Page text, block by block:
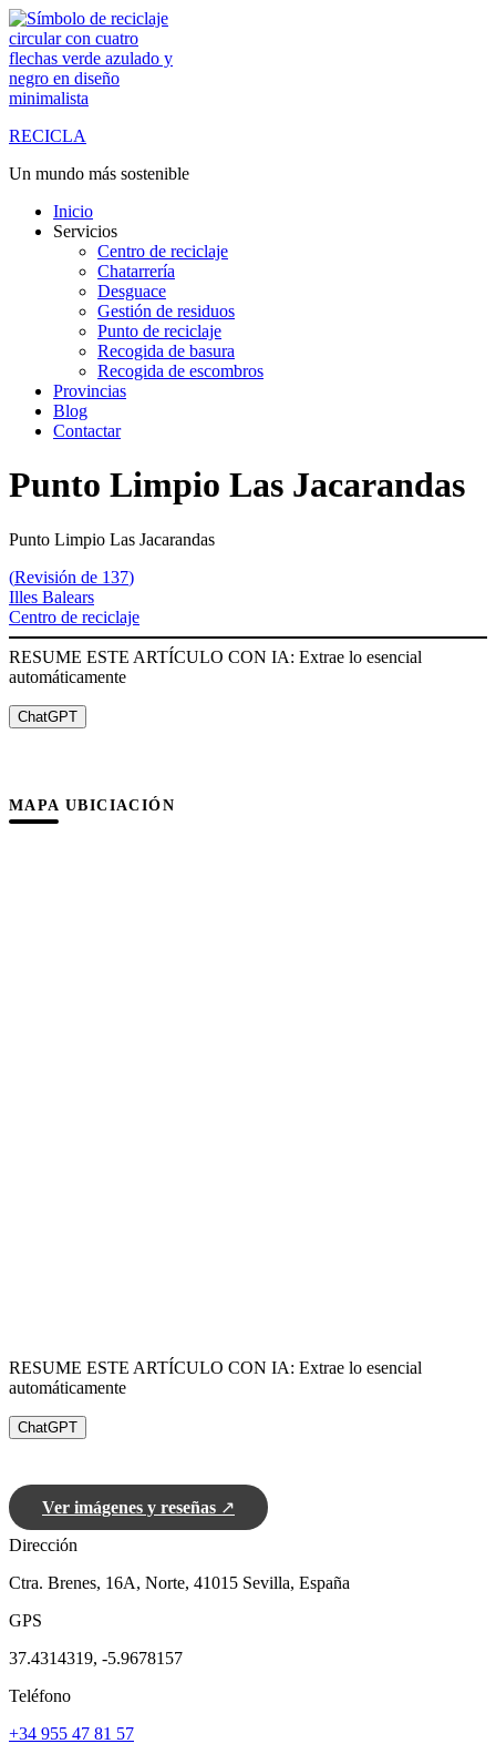
Saltar
al
contenido
RECICLA
Un mundo más sostenible
Inicio
Servicios
Centro de reciclaje
Chatarrería
Desguace
Gestión de residuos
Punto de reciclaje
Recogida de basura
Recogida de escombros
Provincias
Blog
Contactar
Punto Limpio Las Jacarandas
Punto Limpio Las Jacarandas
(Revisión de 137)
Illes Balears
Centro de reciclaje
RESUME ESTE ARTÍCULO CON IA: Extrae lo esencial
automáticamente
ChatGPT
MAPA UBICIACIÓN
RESUME ESTE ARTÍCULO CON IA: Extrae lo esencial
automáticamente
ChatGPT
Ver imágenes y reseñas ↗
Dirección
Ctra. Brenes, 16A, Norte, 41015 Sevilla, España
GPS
37.4314319, -5.9678157
Teléfono
+34 955 47 81 57